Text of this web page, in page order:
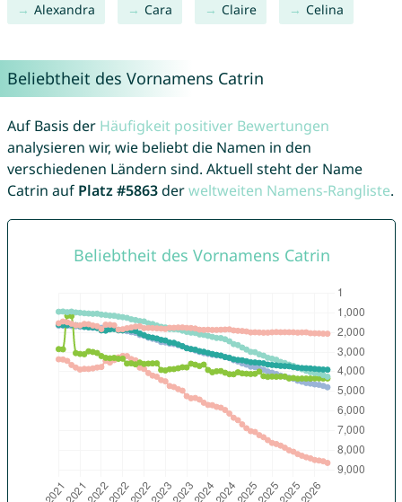
Alexandra Cara Claire Celina
Beliebtheit des Vornamens Catrin
Auf Basis der Häufigkeit positiver Bewertungen
analysieren wir, wie beliebt die Namen in den
verschiedenen Ländern sind. Aktuell steht der Name
Catrin auf Platz #5863derweltweiten Namens-Rangliste.